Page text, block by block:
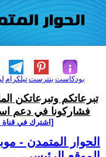
تيلكرامبنترست بودكاست
تبرعاتكم وتبرعاتكن
فشاركونا في دعم
[اشترك في قناة
الحوار المتمدن -